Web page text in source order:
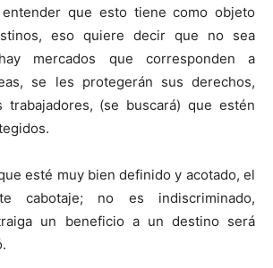
entender que esto tiene como objeto
eso quiere decir que no sea
mercados que corresponden a
se les protegerán sus derechos,
(se buscará) que estén
esté muy bien definido y acotado, el
cabotaje; no es indiscriminado,
un beneficio a un destino será